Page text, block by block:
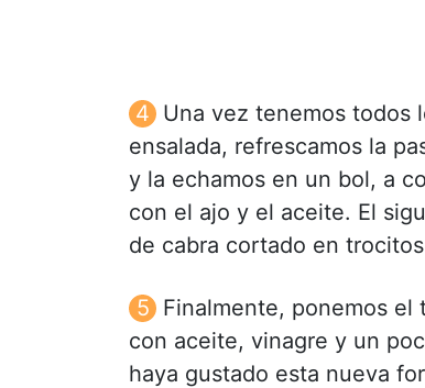
Una vez tenemos todos
ensalada, refrescamos la
y la echamos en un bol, a
con el ajo y el aceite. El
de cabra cortado en
Finalmente, ponemos el
con aceite, vinagre y un
haya gustado esta nueva